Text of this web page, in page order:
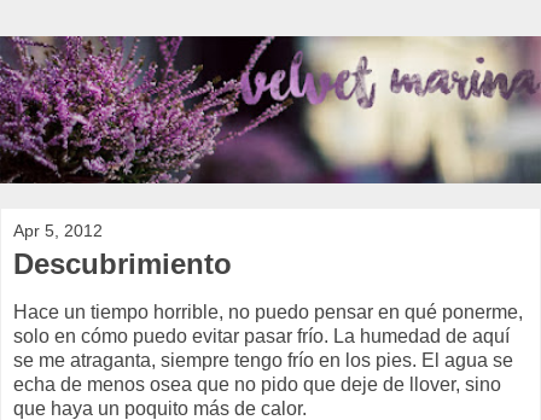
Apr 5, 2012
Descubrimiento
Hace un tiempo horrible, no puedo pensar en qué ponerme,
solo en cómo puedo evitar pasar frío. La humedad de aquí
se me atraganta, siempre tengo frío en los pies. El agua se
echa de menos osea que no pido que deje de llover, sino
que haya un poquito más de calor.